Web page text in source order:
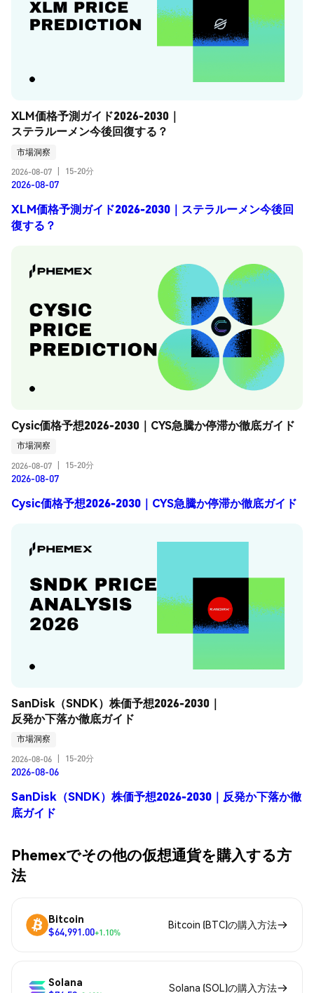
XLM価格予測ガイド2026-2030｜
ステラルーメン今後回復する？
市場洞察
2026-08-07
15-20分
2026-08-07
XLM価格予測ガイド2026-2030｜ステラルーメン今後回
復する？
Cysic価格予想2026-2030｜CYS急騰か停滞か徹底ガイド
市場洞察
2026-08-07
15-20分
2026-08-07
Cysic価格予想2026-2030｜CYS急騰か停滞か徹底ガイド
SanDisk（SNDK）株価予想2026-2030｜
反発か下落か徹底ガイド
市場洞察
2026-08-06
15-20分
2026-08-06
SanDisk（SNDK）株価予想2026-2030｜反発か下落か徹
底ガイド
Phemexでその他の仮想通貨を購入する方
法
Bitcoin
$64,991.00+1.10%
Bitcoin (BTC)の購入方法
Solana
Solana (SOL)の購入方法